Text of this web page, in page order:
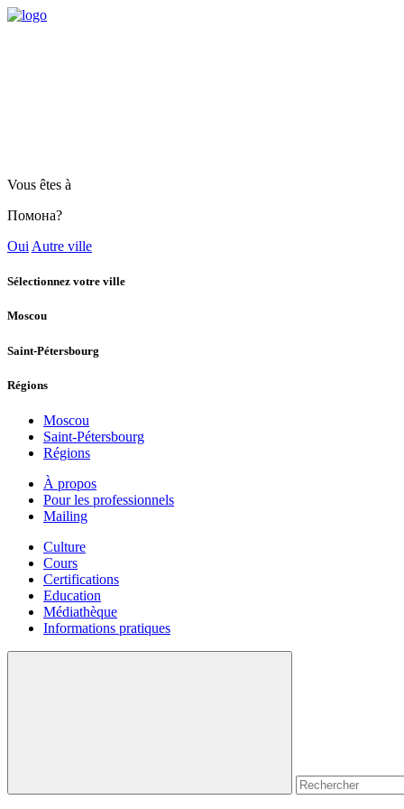
Vous êtes à
Помона?
Oui Autre ville
Sélectionnez votre ville
Moscou
Saint-Pétersbourg
Régions
Moscou
Saint-Pétersbourg
Régions
À propos
Pour les professionnels
Mailing
Culture
Cours
Certifications
Education
Médiathèque
Informations pratiques